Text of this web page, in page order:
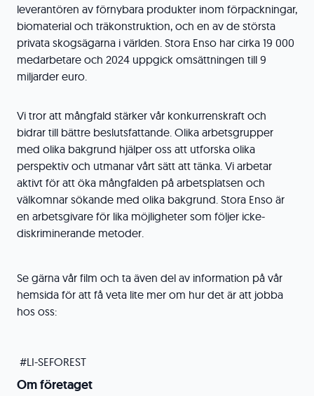
leverantören av förnybara produkter inom förpackningar,
biomaterial och träkonstruktion, och en av de största
privata skogsägarna i världen. Stora Enso har cirka 19 000
medarbetare och 2024 uppgick omsättningen till 9
miljarder euro.
Vi tror att mångfald stärker vår konkurrenskraft och
bidrar till bättre beslutsfattande. Olika arbetsgrupper
med olika bakgrund hjälper oss att utforska olika
perspektiv och utmanar vårt sätt att tänka. Vi arbetar
aktivt för att öka mångfalden på arbetsplatsen och
välkomnar sökande med olika bakgrund. Stora Enso är
en arbetsgivare för lika möjligheter som följer icke-
diskriminerande metoder.
Se gärna vår film och ta även del av information på vår
hemsida för att få veta lite mer om hur det är att jobba
hos oss:
#LI-SEFOREST
Om företaget